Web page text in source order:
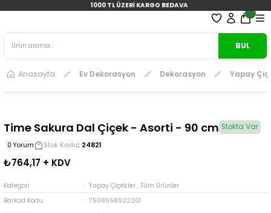
1000 TL ÜZERİ KARGO BEDAVA
BUL
Anasayfa Ev Dekorasyon Dekorasyon Yapay
Time Sakura Dal Çiçek - Asorti - 90 cm Stokta Var
0 Yorum Stok Kodu 24821
₺764,17 + KDV
Kategori Yapay Çiçekler , Tüm Ürünler
Barkod Kodu
7508558922201